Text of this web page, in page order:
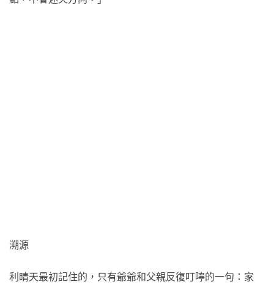
溯源
利晴天最初記住的，只有爺爺和父親反復叮嚀的一句：家